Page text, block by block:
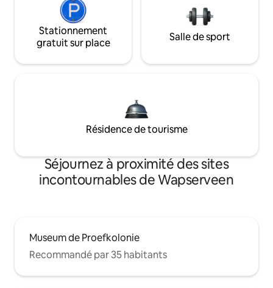
Stationnement
gratuit sur place
Salle de sport
Résidence de tourisme
Séjournez à proximité des sites
incontournables de Wapserveen
Museum de Proefkolonie
Recommandé par 35 habitants